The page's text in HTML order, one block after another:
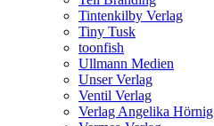
Tintenkilby Verlag
Tiny Tusk
toonfish
Ullmann Medien
Unser Verlag
Ventil Verlag
Verlag Angelika Hörnig